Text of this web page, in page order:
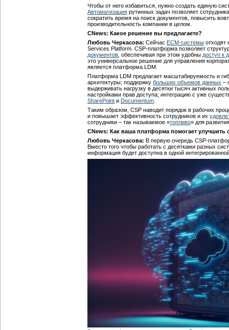
Чтобы от него избавиться, нужно создать единую
Автоматизация рутинных задач позволяет
сократить время на поиск документов, повысить
производительность компании в целом.
CNews: Какое решение вы предлагаете?
Любовь Черкасова: Сейчас ECM-системы отходят
Services Platform. CSP-платформа позволяет
документов , обеспечивая при этом удобны доступ к
это универсальное решение для управления
является платформа LDM.
Платформа LDM предлагает масштабируемость и
архитектуры; поддержку больших объемов данных –
выдерживать нагрузку в десятки тысяч активных
настройками прав доступа; интеграцию с уже
SharePoint и Documentum
Таким образом, CSP наводит порядок в рабочих
и повышает эффективность сотрудников и их
сотрудники – так называемое «топливо» для
CNews: Как ваша платформа помогает улучшить
Любовь Черкасова: В первую очередь CSP-
Вместо того чтобы работать с десятками разных
информация будет доступна в одной